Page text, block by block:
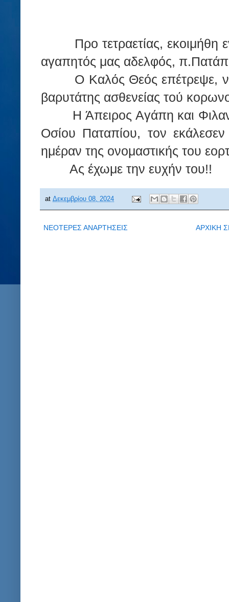
Προ τετραετίας,
αγαπητός μας αδελφός,
Ο Καλός Θεός επέτρεψε,
βαρυτάτης ασθενείας τού
Η Άπειρος Αγάπη και
Οσίου Παταπίου, τον
ημέραν της ονομαστικής του
Ας έχωμε την ευχήν του!!
at Δεκεμβρίου 08, 2024
ΝΕΟΤΕΡΕΣ ΑΝΑΡΤΗΣΕΙΣ ΑΡΧΙΚΗ